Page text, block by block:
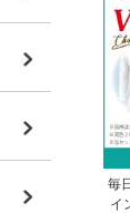
毎
イ